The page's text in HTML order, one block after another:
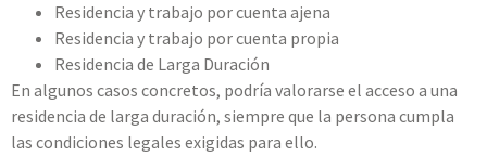
Residencia y trabajo por cuenta ajena
Residencia y trabajo por cuenta propia
Residencia de Larga Duración
En algunos casos concretos, podría valorarse el acceso a una
residencia de larga duración, siempre que la persona cumpla
las condiciones legales exigidas para ello.